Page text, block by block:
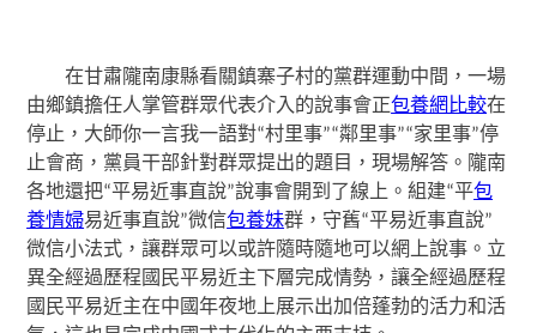
在甘肅隴南康縣看關鎮寨子村的黨群運動中間，一場
由鄉鎮擔任人掌管群眾代表介入的說事會正包養網比較在
停止，大師你一言我一語對“村里事”“鄰里事”“家里事”停
止會商，黨員干部針對群眾提出的題目，現場解答。隴南
各地還把“平易近事直說”說事會開到了線上。組建“平包
養情婦易近事直說”微信包養妹群，守舊“平易近事直說”
微信小法式，讓群眾可以或許隨時隨地可以網上說事。立
異全經過歷程國民平易近主下層完成情勢，讓全經過歷程
國民平易近主在中國年夜地上展示出加倍蓬勃的活力和活